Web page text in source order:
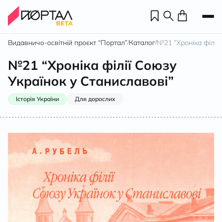
Видавничо-освітній проєкт “Портал”/Каталог/№21 “Хроніка філії
№21 “Хроніка філії Союзу
Українок у Станиславові”
Історія України Для дорослих